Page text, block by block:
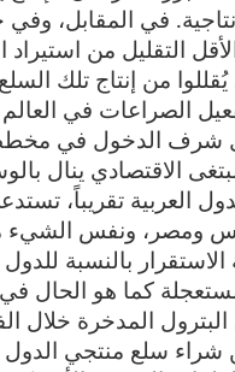
في المقابل،
التقليل من
من إنتاج تلك
الصراعات في
شرف الدخول في
الاقتصادي ينال
العربية تقريباً،
ومصر، ونفس الشيء
بالنسبة
كما هو الحال
المدخرة خلال
من شراء سلع منتجي